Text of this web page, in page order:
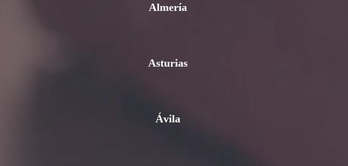
Almería
Asturias
Ávila